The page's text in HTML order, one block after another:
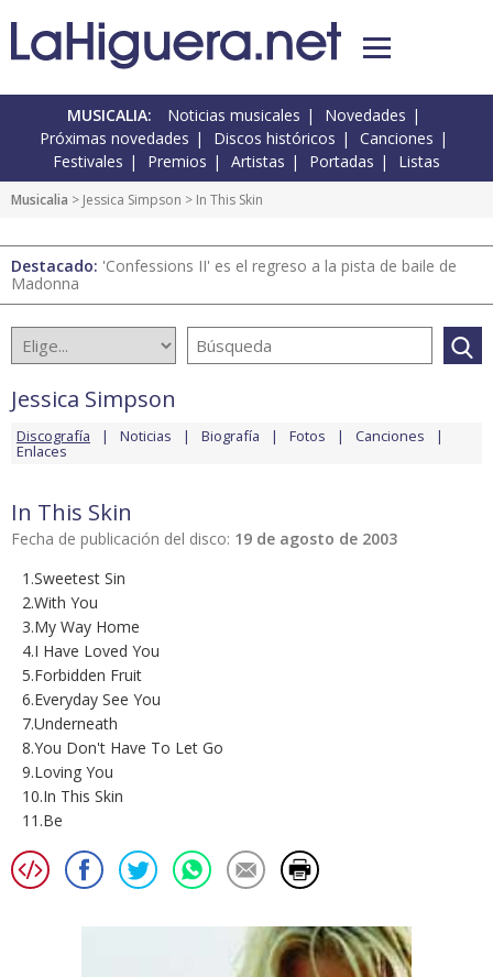
MUSICALIA: Noticias musicales
Novedades
Próximas novedades
Discos históricos
Canciones
Festivales
Premios Artistas Portadas Listas
Musicalia > Jessica Simpson > In This Skin
Destacado: 'Confessions II' es el regreso a la pista de baile de
Madonna
Jessica Simpson
Discografía Noticias Biografía Fotos Canciones
Enlaces
In This Skin
Fecha de publicación del disco: 19 de agosto de 2003
1.Sweetest Sin
2.With You
3.My Way Home
4.I Have Loved You
5.Forbidden Fruit
6.Everyday See You
7.Underneath
8.You Don't Have To Let Go
9.Loving You
10.In This Skin
11.Be